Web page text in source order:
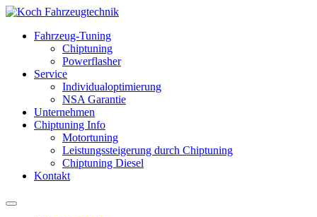
Fahrzeug-Tuning
Chiptuning
Powerflasher
Service
Individualoptimierung
NSA Garantie
Unternehmen
Chiptuning Info
Motortuning
Leistungssteigerung durch Chiptuning
Chiptuning Diesel
Kontakt